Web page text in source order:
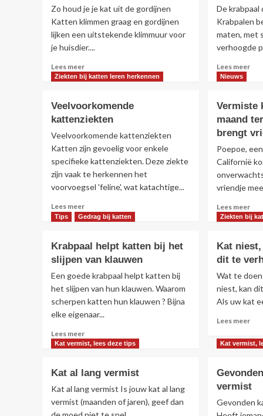
honden
verlatingsangst
van
kat
Zo houd je je kat uit de gordijnen
Katten klimmen graag en gordijnen
lijken een uitstekende klimmuur voor
je huisdier....
Lees meerLees
meer
houd
je
je
uit
de
gordijnen
De krabpaal
Krabpalen
maten, met
verhoogde
Lees meerLees
die
bij
kat
past
Ziekten bij katten leren herkennen
Veelvoorkomende
kattenziekten
Veelvoorkomende kattenziekten
Katten zijn gevoelig voor enkele
specifieke kattenziekten. Deze ziekte
zijn vaak te herkennen het
voorvoegsel 'feline', wat katachtige...
Lees meerLees
meer
kattenziekten
Nieuws
Vermiste
maand
brengt
Poepoe,
Californië
vriendje
Lees meerLees
kat
en
mee
Tips Gedrag bij katten
Krabpaal helpt katten bij het
slijpen van klauwen
Een goede krabpaal helpt katten bij
het slijpen van hun klauwen. Waarom
scherpen katten hun klauwen ? Bijna
elke eigenaar...
Lees meerLees
meer
helpt
katten
bij
het
Ziekten bij
Kat
dit te
Wat te
niest, kan
Als uw kat
Lees meerLees
wat
kan
Kat vermist, lees deze tips
Kat al lang vermist
Kat al lang vermist Is jouw kat al lang
vermist (maanden of jaren), geef dan
Kat vermist,
vermist
Gevonden